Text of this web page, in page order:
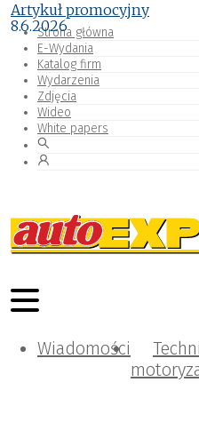
Strona główna
E-Wydania
Katalog firm
Wydarzenia
Zdjęcia
Wideo
White papers
Wiadomości
Artykuł promocyjny
8.6.2026